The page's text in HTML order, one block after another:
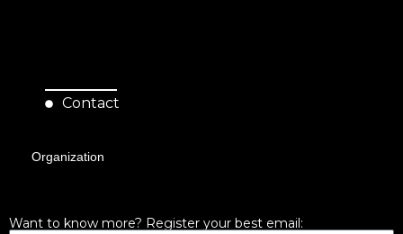
Contact
Organization
Want to know more? Register your best email: